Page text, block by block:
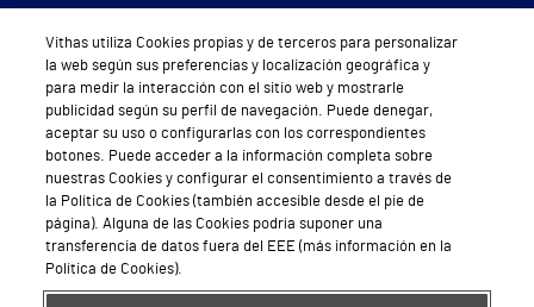
Sobre Vithas
Quiénes somos
Trabajar en Vithas
Teléfono Cita Médica
Teléfono Atención al Cliente
Política de seguridad y salud en el trabajo
Vithas utiliza Cookies propias y de terceros para personalizar
la web según sus preferencias y localización geográfica y
para medir la interacción con el sitio web y mostrarle
publicidad según su perfil de navegación. Puede denegar,
aceptar su uso o configurarlas con los correspondientes
botones. Puede acceder a la información completa sobre
nuestras Cookies y configurar el consentimiento a través de
la Política de Cookies (también accesible desde el pie de
página). Alguna de las Cookies podría suponer una
transferencia de datos fuera del EEE (más información en la
Política de Cookies).